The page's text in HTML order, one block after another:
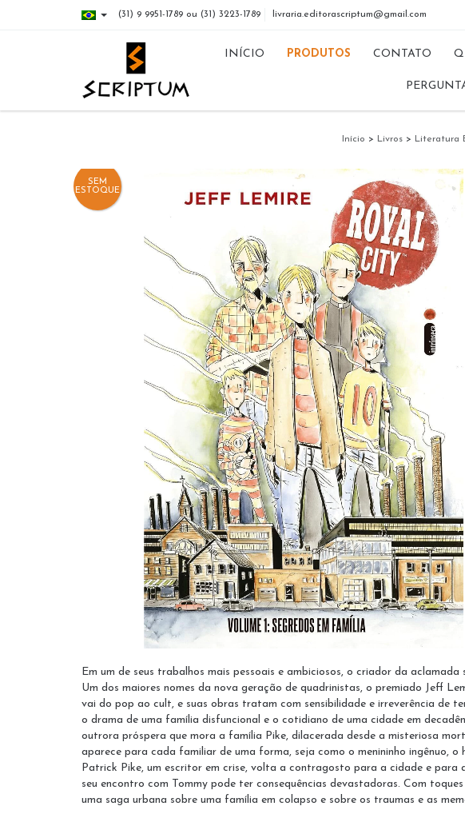
(31) 9 9951-1789 ou (31) 3223-1789 livraria.editorascriptum@gmail.com
INÍCIO PRODUTOS CONTATO
Início > Livros > Literatura
SEM
ESTOQUE
Em um de seus trabalhos mais pessoais e ambiciosos, o criador da
Um dos maiores nomes da nova geração de quadrinistas, o premiado Jeff
vai do pop ao cult, e suas obras tratam com sensibilidade e irreverência de
o drama de uma família disfuncional e o cotidiano de uma cidade em
outrora próspera que mora a família Pike, dilacerada desde a misteriosa
aparece para cada familiar de uma forma, seja como o menininho ingênuo,
Patrick Pike, um escritor em crise, volta a contragosto para a cidade e para
seu encontro com Tommy pode ter consequências devastadoras. Com
uma saga urbana sobre uma família em colapso e sobre os traumas e as